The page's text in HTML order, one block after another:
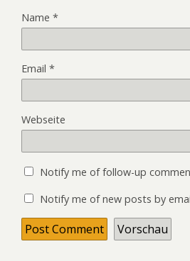
Name *
Email *
Webseite
Notify me of follow-up
Notify me of new posts by